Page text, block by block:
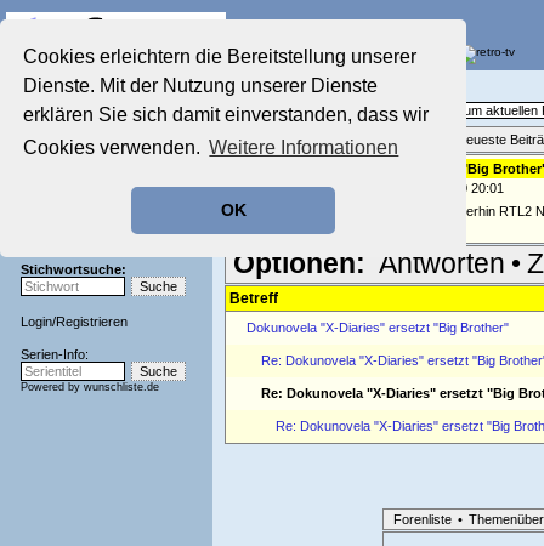
Cookies erleichtern die Bereitstellung unserer
Dienste. Mit der Nutzung unserer Dienste
erklären Sie sich damit einverstanden, dass wir
Cookies verwenden. Weitere Informationen
OK
Startseite
Aktuelles Forum
Film-Forum
Zeichentrick-Forum
Stichwortsuche:
Login/Registrieren
Serien-Info:
Powered by wunschliste.de
Aktuelles Forum
Fragen, Antworten und Meinungen zum
Themenübersicht
•
Neueste
Re: Dokunovela "X-Diaries" ersetzt "Big
geschrieben von:
, 01.07.10 20:01
Gut, dann brauch ich abends auch weiterhin RTL2
Optionen: Antworten •
Betreff
Dokunovela "X-Diaries" ersetzt "Big Brother"
Re: Dokunovela "X-Diaries" ersetzt "Big
Re: Dokunovela "X-Diaries" ersetzt "Big
Re: Dokunovela "X-Diaries" ersetzt "Big
Forenliste •